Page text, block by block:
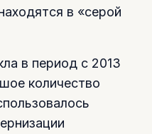
в «серой
в период с 2013
количество